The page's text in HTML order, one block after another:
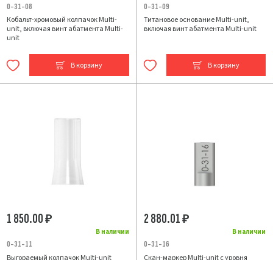
0-31-08
Кобальт-хромовый колпачок Multi-
unit, включая винт абатмента Multi-
unit
В корзину
0-31-09
Титановое основание Multi-unit,
включая винт абатмента Multi-unit
В корзину
В наличии
1 850.00₽
0-31-11
Выгораемый колпачок Multi-unit
В наличии
2 880.01₽
0-31-16
Скан-маркер Multi-unit с уровня